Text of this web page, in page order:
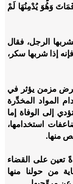
وَهُوَ يُدْمِنُهَا لَمْ
الرجل، فقال
إذا شربها سكر،
مزمن يؤثر في
المواد المخدِّرة
إلى الوفاة إما
استخدامها،
منها.
تعين على القضاء
من حولنا منها